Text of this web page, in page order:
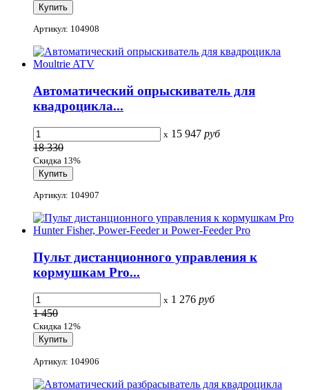
Артикул: 104908
Автоматический опрыскиватель для
квадроцикла...
x 15 947 руб
18 330
Скидка 13%
Артикул: 104907
Пульт дистанционного управления к
кормушкам Pro...
x 1 276 руб
1 450
Скидка 12%
Артикул: 104906